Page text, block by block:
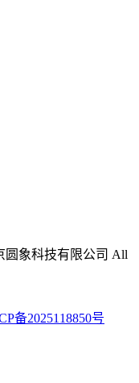
圆象科技有限公司 All
备2025118850号